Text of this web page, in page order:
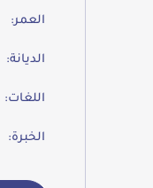
العمر:
الديانة:
اللغات:
الخبرة: